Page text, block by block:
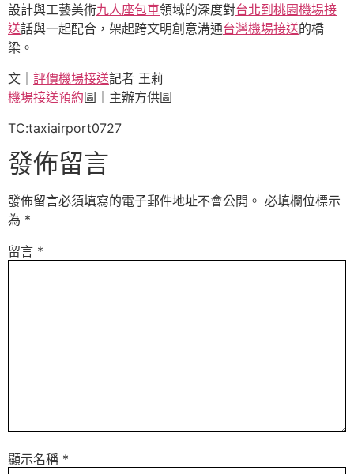
設計與工藝美術九人座包車領域的深度對台北到桃園機場接
送話與一起配合，架起跨文明創意溝通台灣機場接送的橋
梁。
文｜ 評價機場接送記者 王莉
機場接送預約圖｜主辦方供圖
TC:taxiairport0727
發佈留言
發佈留言必須填寫的電子郵件地址不會公開。 必填欄位標示
為 *
留言 *
顯示名稱 *